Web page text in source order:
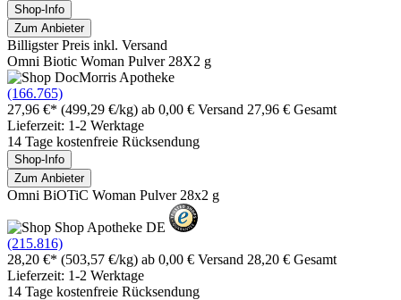
Shop-Info
Zum Anbieter
Billigster Preis inkl. Versand
Omni Biotic Woman Pulver 28X2 g
(166.765)
27,96 €* (499,29 €/kg) ab 0,00 € Versand 27,96 € Gesamt
Lieferzeit: 1-2 Werktage
14 Tage kostenfreie Rücksendung
Shop-Info
Zum Anbieter
Omni BiOTiC Woman Pulver 28x2 g
(215.816)
28,20 €* (503,57 €/kg) ab 0,00 € Versand 28,20 € Gesamt
Lieferzeit: 1-2 Werktage
14 Tage kostenfreie Rücksendung